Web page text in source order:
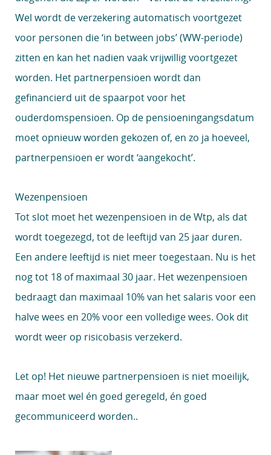
Wel wordt de verzekering automatisch voortgezet
voor personen die ‘in between jobs’ (WW-periode)
zitten en kan het nadien vaak vrijwillig voortgezet
worden. Het partnerpensioen wordt dan
gefinancierd uit de spaarpot voor het
ouderdomspensioen. Op de pensioeningangsdatum
moet opnieuw worden gekozen of, en zo ja hoeveel,
partnerpensioen er wordt ‘aangekocht’.
Wezenpensioen
Tot slot moet het wezenpensioen in de Wtp, als dat
wordt toegezegd, tot de leeftijd van 25 jaar duren.
Een andere leeftijd is niet meer toegestaan. Nu is het
nog tot 18 of maximaal 30 jaar. Het wezenpensioen
bedraagt dan maximaal 10% van het salaris voor een
halve wees en 20% voor een volledige wees. Ook dit
wordt weer op risicobasis verzekerd.
Let op! Het nieuwe partnerpensioen is niet moeilijk,
maar moet wel én goed geregeld, én goed
gecommuniceerd worden..